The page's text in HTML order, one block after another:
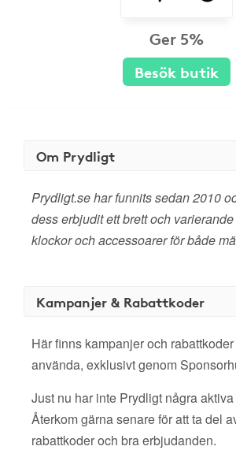
Ger 5%
Besök butik
Om Prydligt
Prydligt.se har funnits sedan 2010
dess erbjudit ett brett och
klockor och accessoarer för både
Kampanjer & Rabattkoder
Här finns kampanjer och
använda, exklusivt genom
Just nu har inte Prydligt några
Återkom gärna senare för att ta del
rabattkoder och bra erbjudanden.